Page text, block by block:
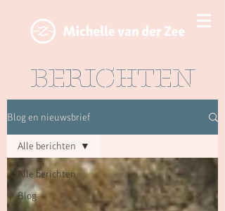
BERICHTEN
Blog en nieuwsbrief
Alle berichten
Blog
Alle berichten